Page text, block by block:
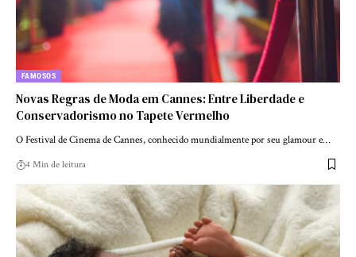
FAMOSOS
Novas Regras de Moda em Cannes: Entre Liberdade e
Conservadorismo no Tapete Vermelho
O Festival de Cinema de Cannes, conhecido mundialmente por seu glamour e…
4 Min de leitura